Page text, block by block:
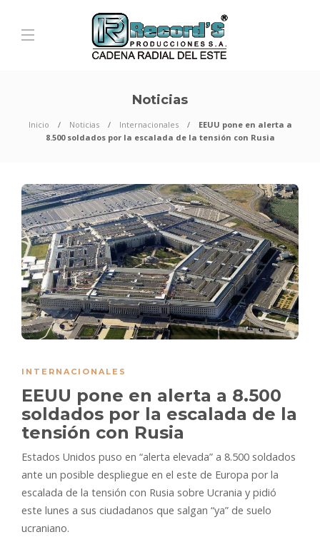
Noticias
Inicio Noticias Internacionales
EEUU pone en alerta a
8.500 soldados por la escalada de la tensión con Rusia
INTERNACIONALES
EEUU pone en alerta a 8.500
soldados por la escalada de la
tensión con Rusia
Estados Unidos puso en “alerta elevada” a 8.500 soldados
ante un posible despliegue en el este de Europa por la
escalada de la tensión con Rusia sobre Ucrania y pidió
este lunes a sus ciudadanos que salgan “ya” de suelo
ucraniano.